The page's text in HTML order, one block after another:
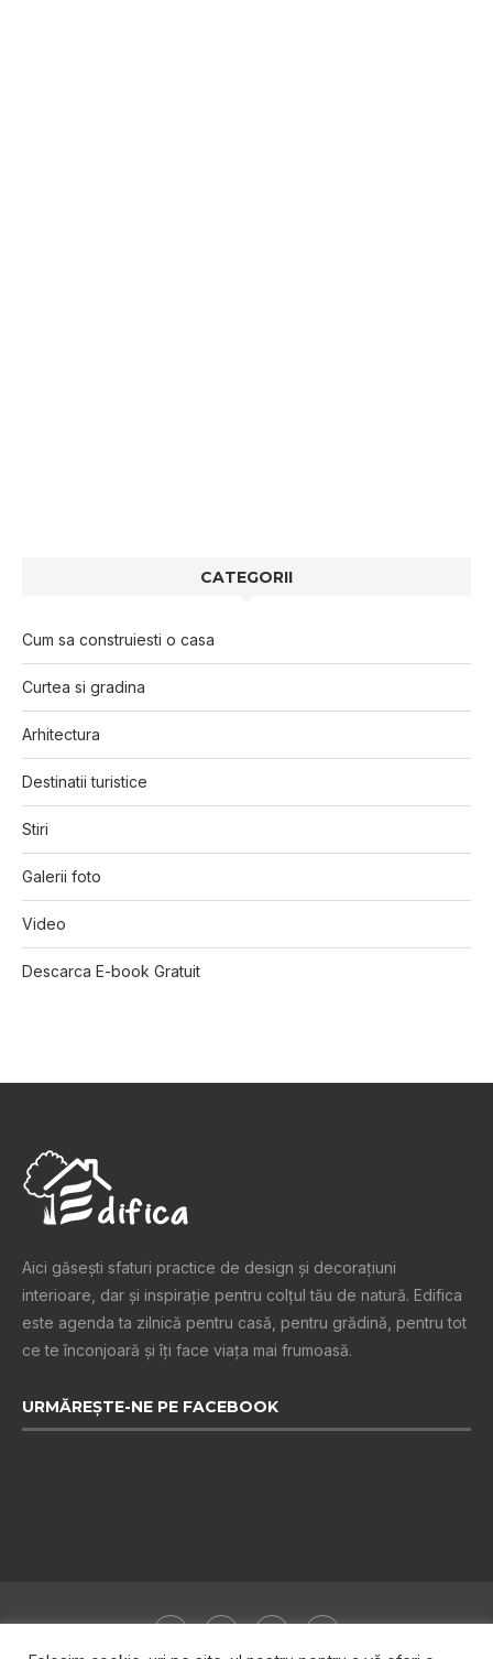
CATEGORII
Cum sa construiesti o casa
Curtea si gradina
Arhitectura
Destinatii turistice
Stiri
Galerii foto
Video
Descarca E-book Gratuit
Aici găsești sfaturi practice de design şi decoraţiuni
interioare, dar și inspiraţie pentru colţul tău de natură. Edifica
este agenda ta zilnică pentru casă, pentru grădină, pentru tot
ce te înconjoară şi îţi face viaţa mai frumoasă.
URMĂREȘTE-NE PE FACEBOOK